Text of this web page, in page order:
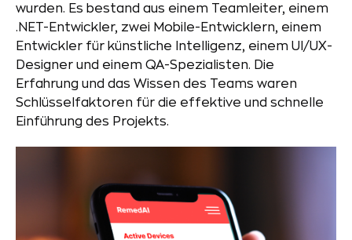
wurden. Es bestand aus einem Teamleiter, einem
.NET-Entwickler, zwei Mobile-Entwicklern, einem
Entwickler für künstliche Intelligenz, einem UI/UX-
Designer und einem QA-Spezialisten. Die
Erfahrung und das Wissen des Teams waren
Schlüsselfaktoren für die effektive und schnelle
Einführung des Projekts.